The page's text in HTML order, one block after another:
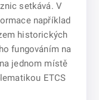
setkává. V
například
historických
fungováním na
jednom místě
ETCS